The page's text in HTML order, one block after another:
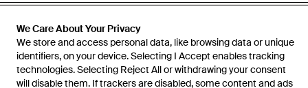
We Care About Your Privacy
We store and access personal data, like browsing data or unique
identifiers, on your device. Selecting I Accept enables tracking
technologies. Selecting Reject All or withdrawing your consent
will disable them. If trackers are disabled, some content and ads
Assistenza e info